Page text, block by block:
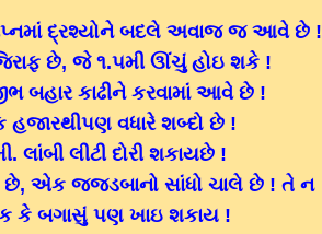
દ્રશ્યોને બદલે અવાજ જ આવે છે !
છે, જે ૧.૫મી ઊંચું હોઇ શકે !
બહાર કાઢીને કરવામાં આવે છે !
વધારે શબ્દો છે !
લાંબી લીટી દોરી શકાયછે !
છે, એક જજડબાનો સાંધો ચાલે છે ! તે ન
કે બગાસું પણ ખાઇ શકાય !